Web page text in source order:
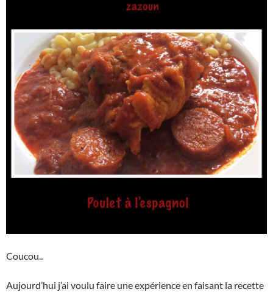
Coucou..
Aujourd’hui j’ai voulu faire une expérience en faisant la recette